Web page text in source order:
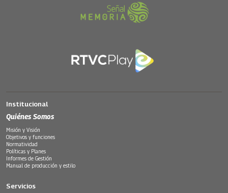
Institucional
Quiénes Somos
Misión y Visión
Objetivos y funciones
Normatividad
Políticas y Planes
Informes de Gestión
Manual de producción y estilo
Servicios